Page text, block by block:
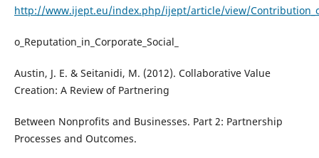
http://www.ijept.eu/index.php/ijept/article/view/
o_Reputation_in_Corporate_Social_
Austin, J. E. & Seitanidi, M. (2012). Collaborative Value
Creation: A Review of Partnering
Between Nonprofits and Businesses. Part 2: Partnership
Processes and Outcomes.